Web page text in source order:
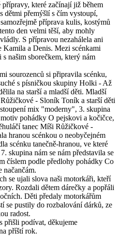
které začínají již během
dětmi přemýšlí s čím vystoupí,
příprava kulis, kostýmů
den velmi těší, aby mohly
S přípravou nezahálela ani
a Denis. Mezi scénkami
našim sborečkem, který nám
sourozenců si připravila scénku,
s písničkou skupiny Holki - Až
na starší a mladší děti. Mladší
- Sloník Toník a starší děti
mix "moderny", 3. skupina
pohádky O pejskovi a kočičce,
tanec Míši Růžičkové -
hranou scénkou o neobyčejném
scénku tanečně-hranou, ve které
skupina nám se nám představila se
číslem podle předlohy pohádky Co
načančám.
se ujali slova naši motorkáři, kteří
Rozdali dětem dárečky a popřáli
Děti předaly motorkářům
se pustily do rozbalování dárků, ze
radost.
přišli podívat, děkujeme
příští rok.